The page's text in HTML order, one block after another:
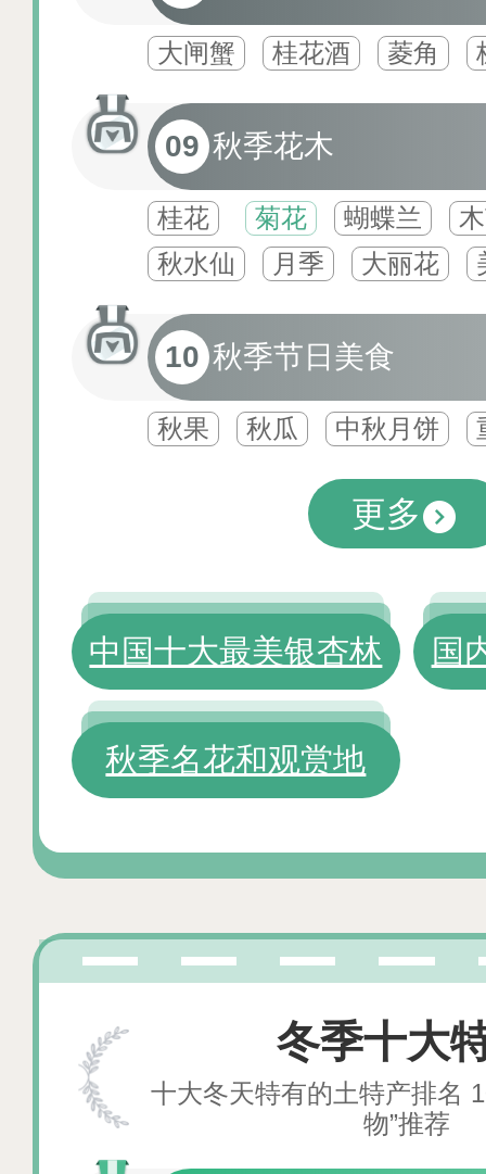
‌大闸蟹 ‌桂花酒 ‌菱角
09 秋季花木
桂花 菊花 蝴蝶兰
秋水仙
月季 大丽花
10 秋季节日美食
秋果 秋瓜 中秋月饼
更多
中国十大最美银杏林 国
秋季名花和观赏地
冬季十大
十大冬天特有的土特产排名
物”推荐